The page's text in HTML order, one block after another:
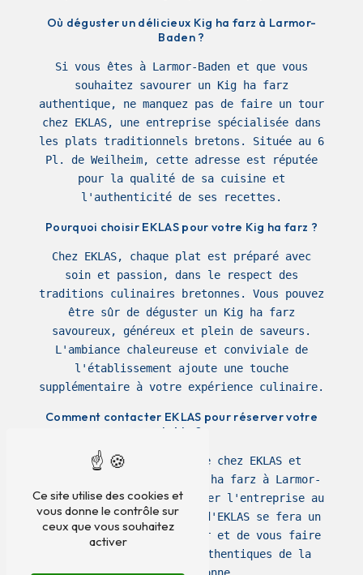
Où déguster un délicieux Kig ha farz à Larmor-
Baden ?
Si vous êtes à Larmor-Baden et que vous
souhaitez savourer un Kig ha farz
authentique, ne manquez pas de faire un tour
chez EKLAS, une entreprise spécialisée dans
les plats traditionnels bretons. Située au 6
Pl. de Weilheim, cette adresse est réputée
pour la qualité de sa cuisine et
l'authenticité de ses recettes.
Pourquoi choisir EKLAS pour votre Kig ha farz ?
Chez EKLAS, chaque plat est préparé avec
soin et passion, dans le respect des
traditions culinaires bretonnes. Vous pouvez
être sûr de déguster un Kig ha farz
savoureux, généreux et plein de saveurs.
L'ambiance chaleureuse et conviviale de
l'établissement ajoute une touche
supplémentaire à votre expérience culinaire.
Comment contacter EKLAS pour réserver votre
table ?
Pour réserver une table chez EKLAS et
déguster un délicieux Kig ha farz à Larmor-
Baden, vous pouvez contacter l'entreprise au
06 67 73 87 72. L'équipe d'EKLAS se fera un
plaisir de vous accueillir et de vous faire
découvrir les saveurs authentiques de la
cuisine bretonne.
Ce site utilise des cookies et
vous donne le contrôle sur
ceux que vous souhaitez
activer